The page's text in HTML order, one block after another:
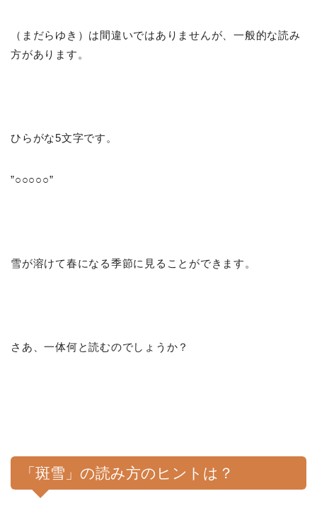
（まだらゆき）は間違いではありませんが、一般的な読み
方があります。
ひらがな5文字です。
”○○○○○”
雪が溶けて春になる季節に見ることができます。
さあ、一体何と読むのでしょうか？
「斑雪」の読み方のヒントは？